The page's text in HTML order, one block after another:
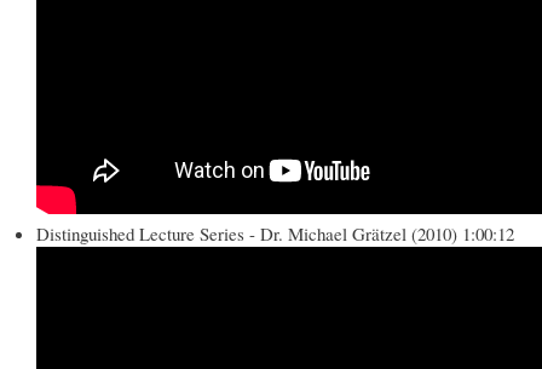
Distinguished Lecture Series - Dr. Michael Grätzel (2010) 1:00:12